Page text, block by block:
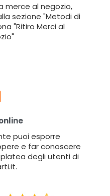
merce al negozio,
sezione "Metodi di
"Ritiro Merci al
puoi esporre
e far conoscere
degli utenti di